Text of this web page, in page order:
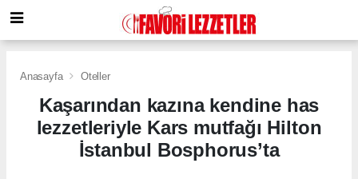
Anasayfa Oteller
Kaşarından kazına kendine has
lezzetleriyle Kars mutfağı Hilton
İstanbul Bosphorus’ta